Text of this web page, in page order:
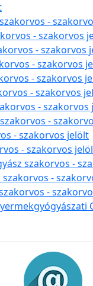
-
- szakorvos
- szakorvos
- szakorvos
- szakorvos
- szakorvos
- szakorvos
-
- szakorvos jelölt
- szakorvos
szakorvos -
-
-